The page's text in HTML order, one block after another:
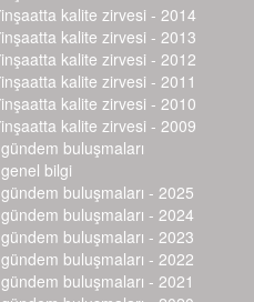
i̇nşaatta kalite zirvesi - 2014
i̇nşaatta kalite zirvesi - 2013
i̇nşaatta kalite zirvesi - 2012
i̇nşaatta kalite zirvesi - 2011
i̇nşaatta kalite zirvesi - 2010
i̇nşaatta kalite zirvesi - 2009
gündem buluşmaları
genel bilgi
gündem buluşmaları - 2025
gündem buluşmaları - 2024
gündem buluşmaları - 2023
gündem buluşmaları - 2022
gündem buluşmaları - 2021